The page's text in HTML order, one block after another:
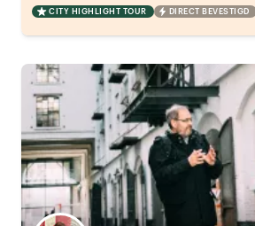
CITY HIGHLIGHT TOUR DIRECT BEVESTIGD